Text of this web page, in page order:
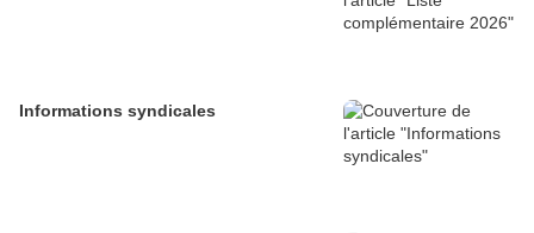
Informations syndicales